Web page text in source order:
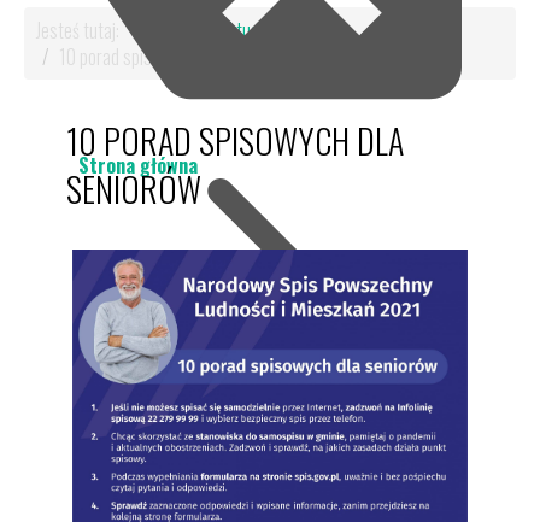
Strona główna
Aktualności
Dla Mieszkańca
Jesteś tutaj:
Aktualności
10 porad spisowych dla seniorów
10 PORAD SPISOWYCH DLA
SENIORÓW